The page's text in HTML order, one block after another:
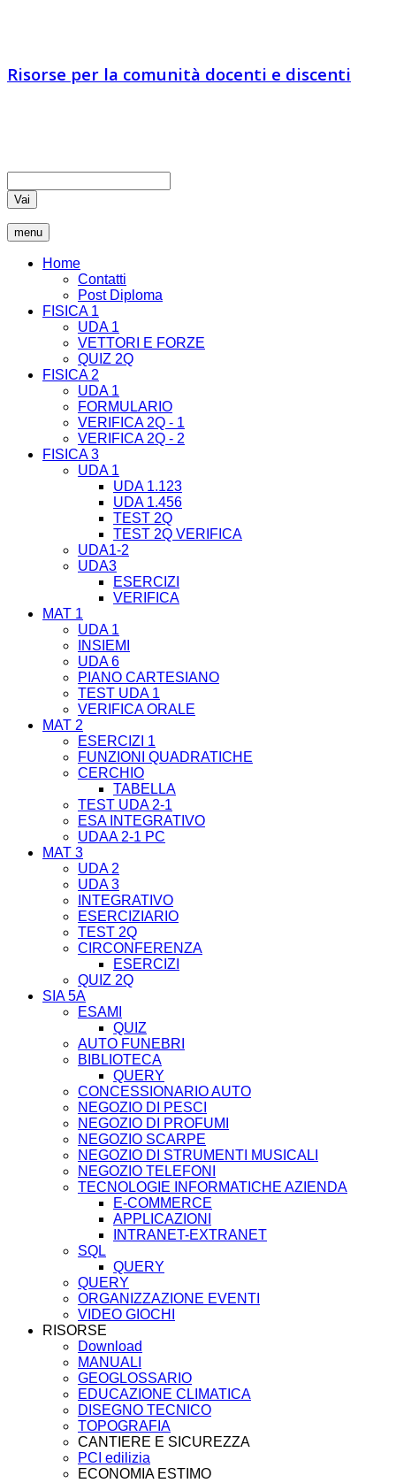
Risorse per la comunità docenti e discenti
Vai
menu
Home
Contatti
Post Diploma
FISICA 1
UDA 1
VETTORI E FORZE
QUIZ 2Q
FISICA 2
UDA 1
FORMULARIO
VERIFICA 2Q - 1
VERIFICA 2Q - 2
FISICA 3
UDA 1
UDA 1.123
UDA 1.456
TEST 2Q
TEST 2Q VERIFICA
UDA1-2
UDA3
ESERCIZI
VERIFICA
MAT 1
UDA 1
INSIEMI
UDA 6
PIANO CARTESIANO
TEST UDA 1
VERIFICA ORALE
MAT 2
ESERCIZI 1
FUNZIONI QUADRATICHE
CERCHIO
TABELLA
TEST UDA 2-1
ESA INTEGRATIVO
UDAA 2-1 PC
MAT 3
UDA 2
UDA 3
INTEGRATIVO
ESERCIZIARIO
TEST 2Q
CIRCONFERENZA
ESERCIZI
QUIZ 2Q
SIA 5A
ESAMI
QUIZ
AUTO FUNEBRI
BIBLIOTECA
QUERY
CONCESSIONARIO AUTO
NEGOZIO DI PESCI
NEGOZIO DI PROFUMI
NEGOZIO SCARPE
NEGOZIO DI STRUMENTI MUSICALI
NEGOZIO TELEFONI
TECNOLOGIE INFORMATICHE AZIENDA
E-COMMERCE
APPLICAZIONI
INTRANET-EXTRANET
SQL
QUERY
QUERY
ORGANIZZAZIONE EVENTI
VIDEO GIOCHI
RISORSE
Download
MANUALI
GEOGLOSSARIO
EDUCAZIONE CLIMATICA
DISEGNO TECNICO
TOPOGRAFIA
CANTIERE E SICUREZZA
PCI edilizia
ECONOMIA ESTIMO